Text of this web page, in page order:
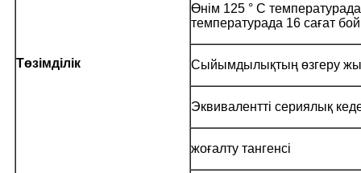
Төзімділік
Өнім 125 ° C
температурада 16 сағат
Сыйымдылықтың өзгеру
Эквивалентті сериялық
жоғалту тангенсі